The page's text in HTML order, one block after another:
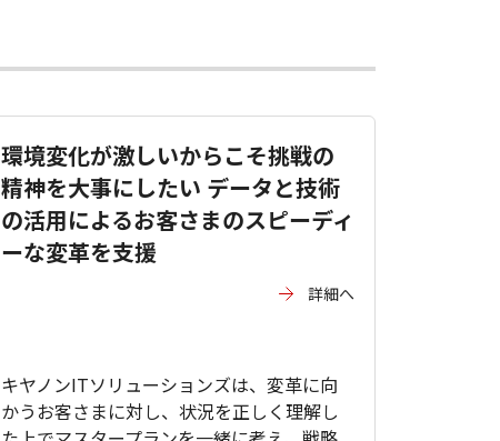
環境変化が激しいからこそ挑戦の
精神を大事にしたい データと技術
の活用によるお客さまのスピーディ
ーな変革を支援
詳細へ
キヤノンITソリューションズは、変革に向
かうお客さまに対し、状況を正しく理解し